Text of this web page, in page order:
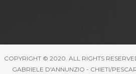
COPYRIGHT © 2020. ALL RIGHTS
GABRIELE D'ANNUNZIO - CHIETI/